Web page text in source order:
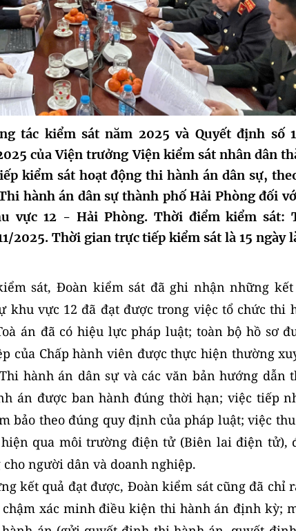
tác kiểm sát năm 2025 và Quyết định số
của Viện trưởng Viện kiểm sát nhân dân
kiểm sát hoạt động thi hành án dân sự,
hành án dân sự thành phố Hải Phòng đối
vực 12 - Hải Phòng. Thời điểm kiểm sát:
2025. Thời gian trực tiếp kiểm sát là 15 ngày
sát, Đoàn kiểm sát đã ghi nhận những kết
khu vực 12 đã đạt được trong việc tổ chức thi
án đã có hiệu lực pháp luật; toàn bộ hồ sơ
của Chấp hành viên được thực hiện thường
hành án dân sự và các văn bản hướng dẫn
án được ban hành đúng thời hạn; việc tiếp
bảo theo đúng quy định của pháp luật; việc
qua môi trường điện tử (Biên lai điện tử),
người dân và doanh nghiệp.
kết quả đạt được, Đoàn kiểm sát cũng đã chỉ
xác minh điều kiện thi hành án định kỳ;